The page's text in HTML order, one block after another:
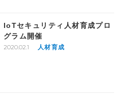
IoTセキュリティ人材育成プロ
グラム開催
2020.02.1 人材育成